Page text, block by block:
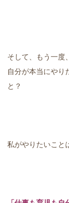
そして、もう一度
自分が本当にやり
と？
私がやりたいこと